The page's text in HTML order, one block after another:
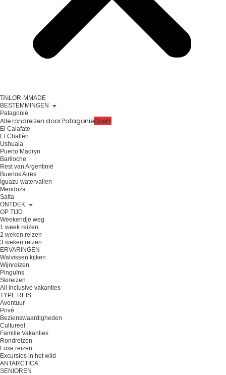
TAILOR-MMADE
BESTEMMINGEN
Patagonië
Alle rondreizen door PatagoniëOpen!
El Calafate
El Chaltén
Ushuaia
Puerto Madryn
Bariloche
Rest van Argentinië
Buenos Aires
Iguazu watervallen
Mendoza
Salta
ONTDEK
OP TIJD
Weekendje weg
1 week reizen
2 weken reizen
3 weken reizen
ERVARINGEN
Walvissen kijken
Wijnreizen
Pinguïns
Skireizen
All inclusive vakanties
TYPE REIS
Avontuur
Privé
Bezienswaardigheden
Cultureel
Familie Vakanties
Rondreizen
Luxe reizen
Excursies in het wild
ANTARCTICA
SENIOREN